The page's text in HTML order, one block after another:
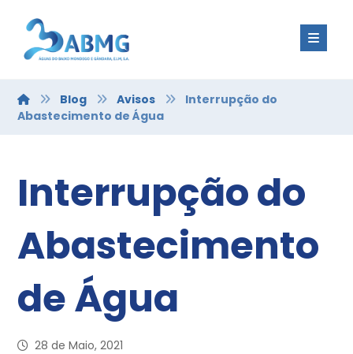
Blog Avisos
Interrupção do
Abastecimento de Água
Interrupção do
Abastecimento
de Água
28 de Maio, 2021